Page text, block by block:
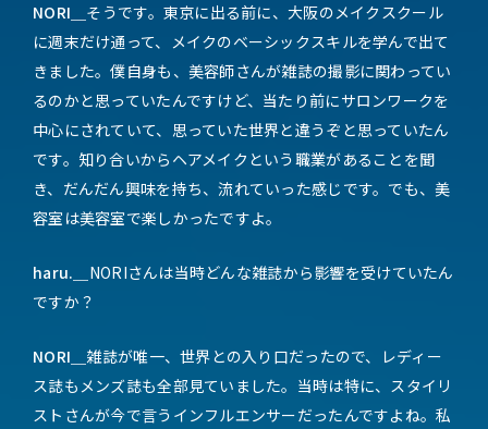
NORI＿ そうです。東京に出る前に、大阪のメイクスクール
に週末だけ通って、メイクのベーシックスキルを学んで出て
きました。僕自身も、美容師さんが雑誌の撮影に関わってい
るのかと思っていたんですけど、当たり前にサロンワークを
中心にされていて、思っていた世界と違うぞと思っていたん
です。知り合いからヘアメイクという職業があることを聞
き、だんだん興味を持ち、流れていった感じです。でも、美
容室は美容室で楽しかったですよ。
haru.＿ NORIさんは当時どんな雑誌から影響を受けていたん
ですか？
NORI＿ 雑誌が唯一、世界との入り口だったので、レディー
ス誌もメンズ誌も全部見ていました。当時は特に、スタイリ
ストさんが今で言うインフルエンサーだったんですよね。私